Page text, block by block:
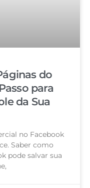
do
para
da Sua
no Facebook
Saber como
pode salvar sua